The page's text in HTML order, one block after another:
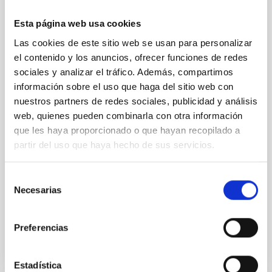
Esta página web usa cookies
Las cookies de este sitio web se usan para personalizar
el contenido y los anuncios, ofrecer funciones de redes
sociales y analizar el tráfico. Además, compartimos
información sobre el uso que haga del sitio web con
nuestros partners de redes sociales, publicidad y análisis
web, quienes pueden combinarla con otra información
que les haya proporcionado o que hayan recopilado a
partir del uso que haya hecho de sus servicios.
Necesarias
Preferencias
Estadística
23a Reunión MultiDark
MultiDark es una Red Española de Investigación que
reúne a grupos teóricos y experimentales de físicos
de partículas, astrofísicos y cosmólogos de 15
universidades y centros de investigación españoles
"Salón de actos" del "Museo de las Ciencias y el
Cosmos" en San Cristóbal de La Laguna en
frente al edificio principal del Instituto de
Astrofísica de Canarias
Fecha
17/06/2026-19/06/2026